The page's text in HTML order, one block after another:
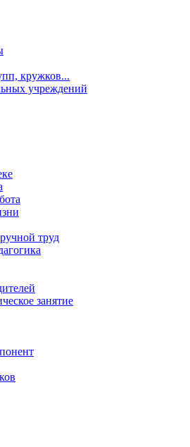
кружков...
учреждений
труд
занятие